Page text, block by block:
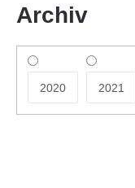
Archiv
2020 2021